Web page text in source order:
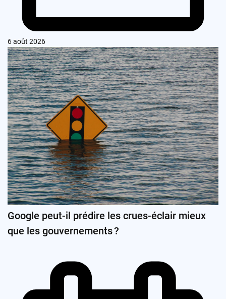
6 août 2026
Google peut-il prédire les crues-éclair mieux
que les gouvernements ?